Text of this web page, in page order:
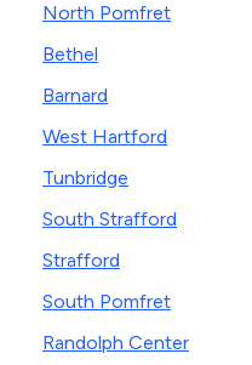
North Pomfret
Bethel
Barnard
West Hartford
Tunbridge
South Strafford
Strafford
South Pomfret
Randolph Center